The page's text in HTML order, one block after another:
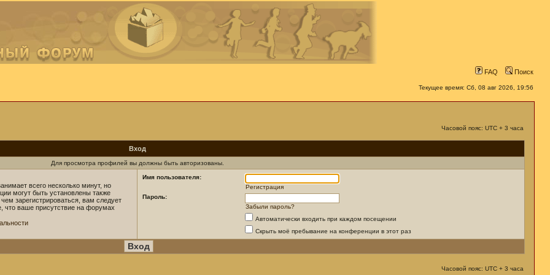
FAQ Поиск
Текущее время: Сб, 08 авг 2026, 19:56
Часовой пояс: UTC + 3 часа
Вход
Для просмотра профилей вы должны быть авторизованы.
всего несколько минут, но
могут быть установлены также
зарегистрироваться, вам следует
что ваше присутствие на форумах
Имя пользователя:
Регистрация
Пароль:
Забыли пароль?
Автоматически входить при каждом посещении
Скрыть моё пребывание на конференции в этот раз
Часовой пояс: UTC + 3 часа